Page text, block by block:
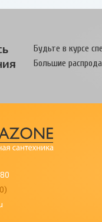
Будьте в курсе
Большие